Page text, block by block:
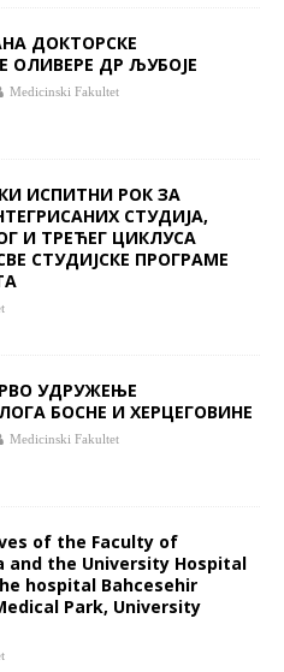
ДОКТОРСКЕ
OЛИВЕРЕ ДР ЉУБОЈЕ
Medicinski Fakultet
ИСПИТНИ РОК ЗА
СТУДИЈА,
И ТРЕЋЕГ ЦИКЛУСА
СТУДИЈСКЕ ПРОГРАМЕ
УДРУЖЕЊЕ
БОСНЕ И ХЕРЦЕГОВИНЕ
Medicinski Fakultet
of the Faculty of
and the University Hospital
hospital Bahcesehir
Park, University